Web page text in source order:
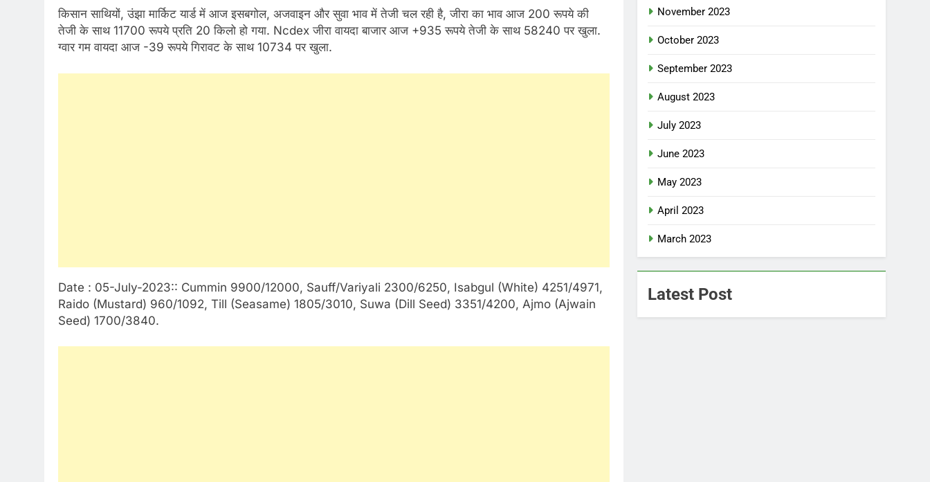
किसान साथियों, उंझा मार्किट यार्ड में आज इसबगोल, अजवाइन और सुवा भाव में तेजी चल रही है, जीरा का भाव आज 200 रूपये की
तेजी के साथ 11700 रूपये प्रति 20 किलो हो गया. Ncdex जीरा वायदा बाजार आज +935 रूपये तेजी के साथ 58240 पर खुला.
ग्वार गम वायदा आज -39 रूपये गिरावट के साथ 10734 पर खुला.
Date : 05-July-2023:: Cummin 9900/12000, Sauff/Variyali 2300/6250, Isabgul (White) 4251/4971,
Raido (Mustard) 960/1092, Till (Seasame) 1805/3010, Suwa (Dill Seed) 3351/4200, Ajmo (Ajwain
Seed) 1700/3840.
November 2023
October 2023
September 2023
August 2023
July 2023
June 2023
May 2023
April 2023
March 2023
Latest Post